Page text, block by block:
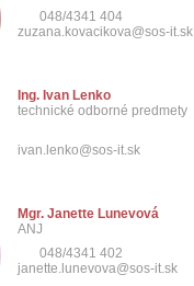
048/4341 404
zuzana.kovacikova@sos-it.sk
Ing. Ivan Lenko
technické odborné predmety
ivan.lenko@sos-it.sk
Mgr. Janette Lunevová
ANJ
048/4341 402
janette.lunevova@sos-it.sk